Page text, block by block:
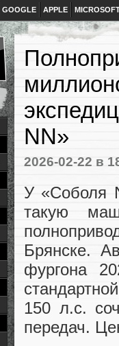
GOOGLE APPLE
NN»
2026-02-22 в
У «Соболя
такую
Брянске.
фургона
150 л.с.
передач.